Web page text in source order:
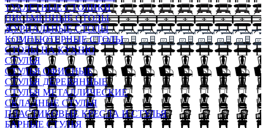
ТУАЛЕТНЫЕ СТОЛИКИ
ПИСЬМЕННЫЕ СТОЛЫ
ЖУРНАЛЬНЫЕ СТОЛЫ
КОМПЬЮТЕРНЫЕ СТОЛЫ
СТОЛЫ НА КУХНЮ
СТУЛЬЯ
СТУЛЬЯ ОФИСНЫЕ
СТУЛЬЯ ДЕРЕВЯННЫЕ
СТУЛЬЯ МЕТАЛЛИЧЕСКИЕ
СКЛАДНЫЕ СТУЛЬЯ
ПЛАСТИКОВЫЕ КРЕСЛА И СТУЛЬЯ
БАРНЫЕ СТУЛЬЯ